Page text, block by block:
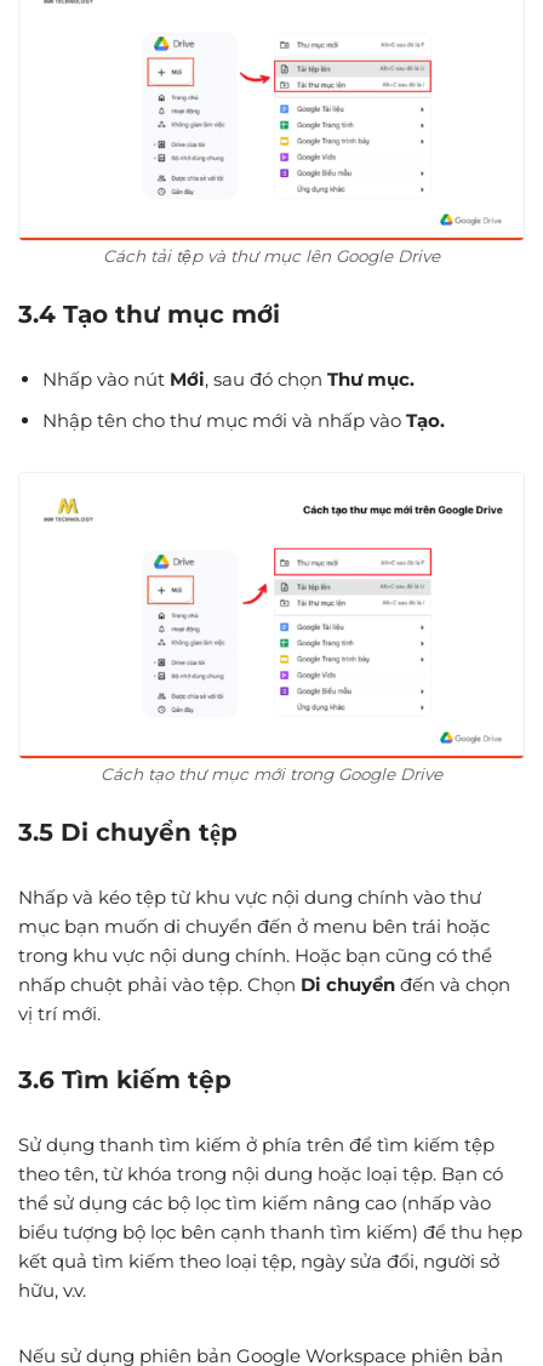
Cách tải tệp và thư mục lên Google Drive
3.4 Tạo thư mục mới
Nhấp vào nút Mới, sau đó chọn Thư mục.
Nhập tên cho thư mục mới và nhấp vào Tạo.
Cách tạo thư mục mới trong Google Drive
3.5 Di chuyển tệp
Nhấp và kéo tệp từ khu vực nội dung chính vào thư
mục bạn muốn di chuyển đến ở menu bên trái hoặc
trong khu vực nội dung chính. Hoặc bạn cũng có thể
nhấp chuột phải vào tệp. Chọn Di chuyển đến và chọn
vị trí mới.
3.6 Tìm kiếm tệp
Sử dụng thanh tìm kiếm ở phía trên để tìm kiếm tệp
theo tên, từ khóa trong nội dung hoặc loại tệp. Bạn có
thể sử dụng các bộ lọc tìm kiếm nâng cao (nhấp vào
biểu tượng bộ lọc bên cạnh thanh tìm kiếm) để thu hẹp
kết quả tìm kiếm theo loại tệp, ngày sửa đổi, người sở
hữu, v.v.
Nếu sử dụng phiên bản Google Workspace phiên bản